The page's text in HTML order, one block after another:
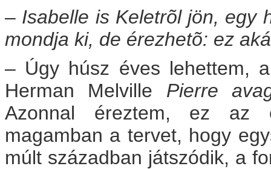
– Isabelle is Keletrõl jön, egy
mondja ki, de érezhetõ: ez
– Úgy húsz éves lehettem,
Herman Melville Pierre
Azonnal éreztem, ez az
magamban a tervet, hogy
múlt században játszódik, a